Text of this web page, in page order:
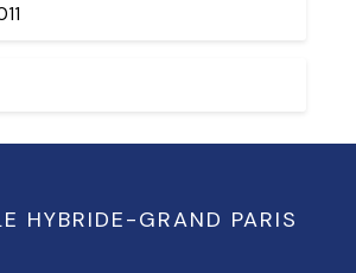
HYBRIDE-GRAND PARIS